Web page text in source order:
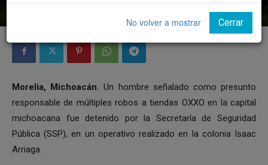
Morelia, Michoacán. Un hombre señalado como presunto
responsable de múltiples robos a tiendas OXXO en la capital
michoacana fue detenido por la Secretaría de Seguridad
Pública (SSP), en un operativo realizado en la colonia Isaac
Arriaga.
No volver a mostrar Cerrar